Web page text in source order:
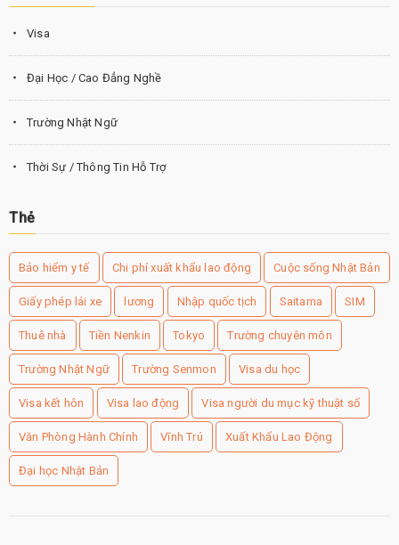
Visa
Đại Học / Cao Đẳng Nghề
Trường Nhật Ngữ
Thời Sự / Thông Tin Hỗ Trợ
Thẻ
Bảo hiểm y tế Chi phí xuất khẩu lao động Cuộc sống Nhật Bản
Giấy phép lái xe lương Nhập quốc tịch Saitama SIM
Thuê nhà Tiền Nenkin Tokyo Trường chuyên môn
Trường Nhật Ngữ Trường Senmon Visa du học
Visa kết hôn Visa lao động Visa người du mục kỹ thuật số
Văn Phòng Hành Chính Vĩnh Trú Xuất Khẩu Lao Động
Đại học Nhật Bản